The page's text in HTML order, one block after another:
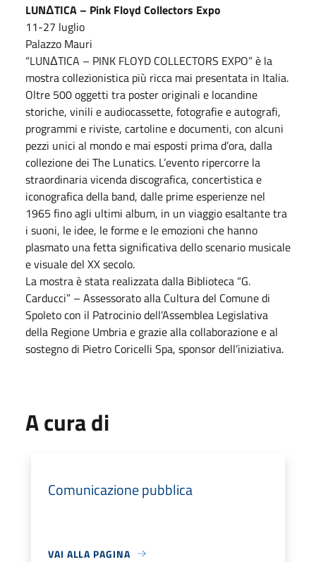
LUNΔTICA – Pink Floyd Collectors Expo
11-27 luglio
Palazzo Mauri
“LUNΔTICA – PINK FLOYD COLLECTORS EXPO” è la
mostra collezionistica più ricca mai presentata in Italia.
Oltre 500 oggetti tra poster originali e locandine
storiche, vinili e audiocassette, fotografie e autografi,
programmi e riviste, cartoline e documenti, con alcuni
pezzi unici al mondo e mai esposti prima d’ora, dalla
collezione dei The Lunatics. L’evento ripercorre la
straordinaria vicenda discografica, concertistica e
iconografica della band, dalle prime esperienze nel
1965 fino agli ultimi album, in un viaggio esaltante tra
i suoni, le idee, le forme e le emozioni che hanno
plasmato una fetta significativa dello scenario musicale
e visuale del XX secolo.
La mostra è stata realizzata dalla Biblioteca “G.
Carducci” – Assessorato alla Cultura del Comune di
Spoleto con il Patrocinio dell’Assemblea Legislativa
della Regione Umbria e grazie alla collaborazione e al
sostegno di Pietro Coricelli Spa, sponsor dell’iniziativa.
A cura di
Comunicazione pubblica
VAI ALLA PAGINA